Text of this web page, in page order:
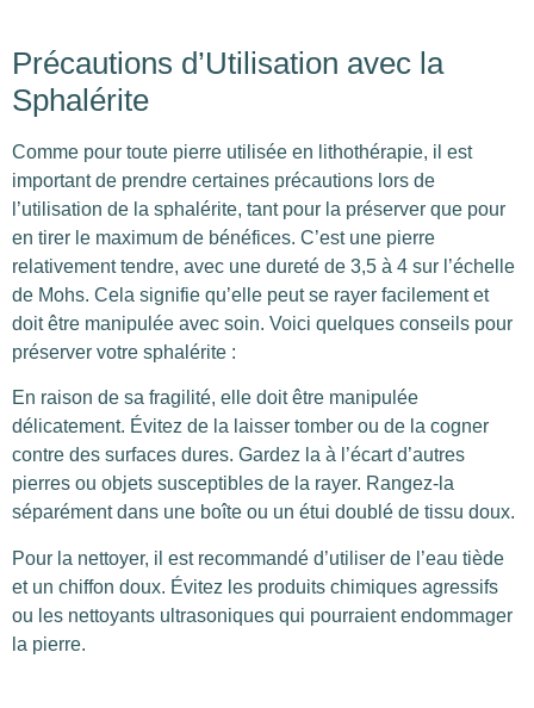
Précautions d’Utilisation avec la
Sphalérite
Comme pour toute pierre utilisée en lithothérapie, il est
important de prendre certaines précautions lors de
l’utilisation de la sphalérite, tant pour la préserver que pour
en tirer le maximum de bénéfices. C’est une pierre
relativement tendre, avec une dureté de 3,5 à 4 sur l’échelle
de Mohs. Cela signifie qu’elle peut se rayer facilement et
doit être manipulée avec soin. Voici quelques conseils pour
préserver votre sphalérite :
En raison de sa fragilité, elle doit être manipulée
délicatement. Évitez de la laisser tomber ou de la cogner
contre des surfaces dures. Gardez la à l’écart d’autres
pierres ou objets susceptibles de la rayer. Rangez-la
séparément dans une boîte ou un étui doublé de tissu doux.
Pour la nettoyer, il est recommandé d’utiliser de l’eau tiède
et un chiffon doux. Évitez les produits chimiques agressifs
ou les nettoyants ultrasoniques qui pourraient endommager
la pierre.